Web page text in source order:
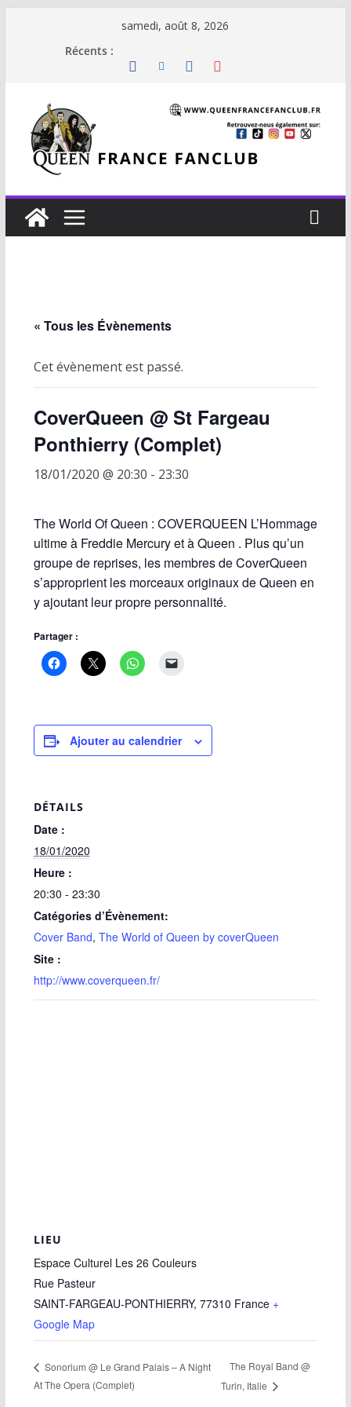
samedi, août 8, 2026
Récents :
« Tous les Évènements
Cet évènement est passé.
CoverQueen @ St Fargeau
Ponthierry (Complet)
18/01/2020 @ 20:30 - 23:30
The World Of Queen : COVERQUEEN L’Hommage
ultime à Freddie Mercury et à Queen . Plus qu’un
groupe de reprises, les membres de CoverQueen
s’approprient les morceaux originaux de Queen en
y ajoutant leur propre personnalité.
Partager :
Ajouter au calendrier
DÉTAILS
Date :
18/01/2020
Heure :
20:30 - 23:30
Catégories d’Évènement:
Cover Band, The World of Queen by coverQueen
Site :
http://www.coverqueen.fr/
LIEU
Espace Culturel Les 26 Couleurs
Rue Pasteur
SAINT-FARGEAU-PONTHIERRY, 77310 France +
Google Map
Sonorium @ Le Grand Palais – A Night
At The Opera (Complet)
The Royal Band @
Turin, Italie